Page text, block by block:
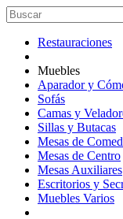
Restauraciones
Muebles
Aparador y
Sofás
Camas y
Sillas y Butacas
Mesas de
Mesas de Centro
Mesas Auxiliares
Escritorios y
Muebles Varios